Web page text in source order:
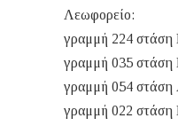
Λεωφορείο:
γραμμή 224 στάση
γραμμή 035 στάση
γραμμή 054 στάση
γραμμή 022 στάση